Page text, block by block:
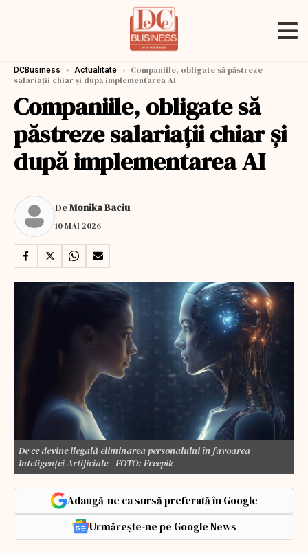
DCBusiness › Actualitate › Companiile, obligate să păstreze
salariații chiar și după implementarea AI
Companiile, obligate să
păstreze salariații chiar și
după implementarea AI
DeMonika Baciu
10 MAI 2026
De ce devine ilegală eliminarea personalului în favoarea
Inteligenței Artificiale - FOTO: Freepik
Adaugă-ne ca sursă preferată în Google
Urmărește-ne pe Google News